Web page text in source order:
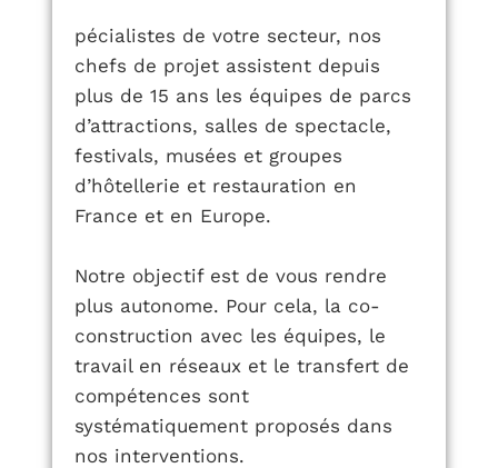
pécialistes de votre secteur, nos
chefs de projet assistent depuis
plus de 15 ans les équipes de parcs
d’attractions, salles de spectacle,
festivals, musées et groupes
d’hôtellerie et restauration en
France et en Europe.
Notre objectif est de vous rendre
plus autonome. Pour cela, la co-
construction avec les équipes, le
travail en réseaux et le transfert de
compétences sont
systématiquement proposés dans
nos interventions.